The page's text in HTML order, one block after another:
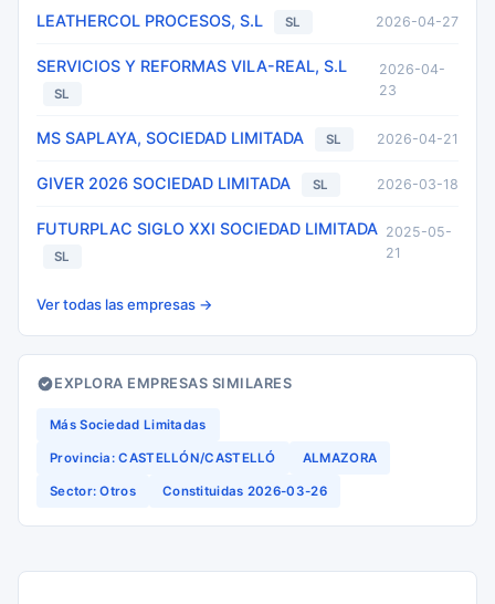
LEATHERCOL PROCESOS, S.L SL 2026-04-27
SERVICIOS Y REFORMAS VILA-REAL, S.L
SL
2026-04-
23
MS SAPLAYA, SOCIEDAD LIMITADA SL 2026-04-21
GIVER 2026 SOCIEDAD LIMITADA SL 2026-03-18
FUTURPLAC SIGLO XXI SOCIEDAD LIMITADA
SL
2025-05-
21
Ver todas las empresas →
EXPLORA EMPRESAS SIMILARES
Más Sociedad Limitadas
Provincia: CASTELLÓN/CASTELLÓ ALMAZORA
Sector: Otros Constituidas 2026-03-26